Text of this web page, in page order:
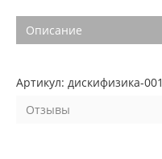
Описание
Артикул: дискифизика-001
Отзывы